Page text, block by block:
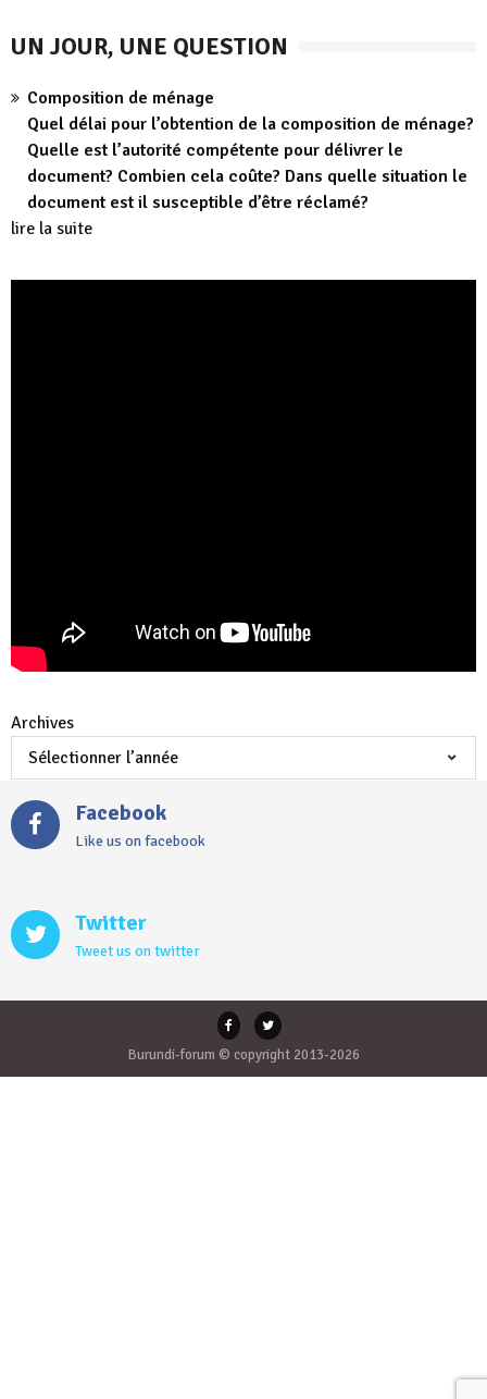
UN JOUR, UNE QUESTION
Composition de ménage
Quel délai pour l’obtention de la composition de ménage?
Quelle est l’autorité compétente pour délivrer le
document? Combien cela coûte? Dans quelle situation le
document est il susceptible d’être réclamé?
lire la suite
Archives
Facebook
Like us on facebook
Twitter
Tweet us on twitter
Burundi-forum © copyright 2013-2026